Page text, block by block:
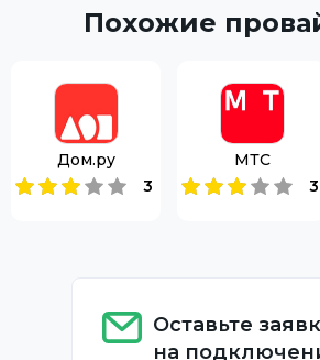
Похожие
Дом.ру
3
МТС
3
Оставьте
на